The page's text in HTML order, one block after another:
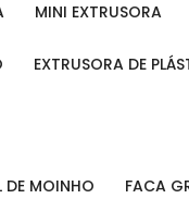
MINI EXTRUSORA
EXTRUSORA DE
DE MOINHO FACA